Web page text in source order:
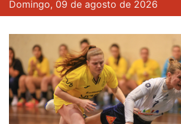
Domingo, 09 de agosto de 2026